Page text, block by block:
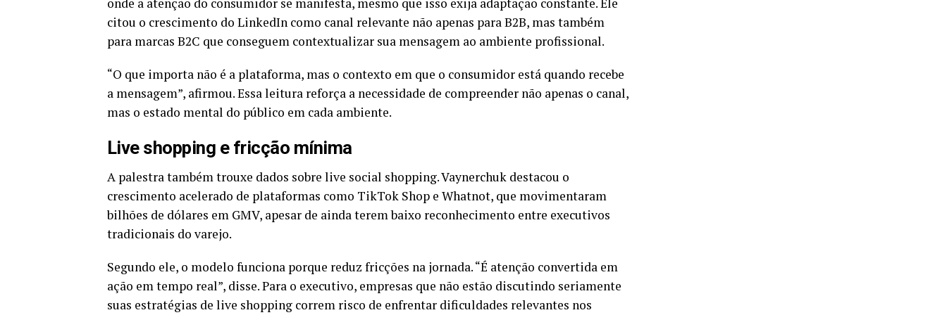
onde a atenção do consumidor se manifesta, mesmo que isso exija adaptação constante. Ele
citou o crescimento do LinkedIn como canal relevante não apenas para B2B, mas também
para marcas B2C que conseguem contextualizar sua mensagem ao ambiente profissional.
“O que importa não é a plataforma, mas o contexto em que o consumidor está quando recebe
a mensagem”, afirmou. Essa leitura reforça a necessidade de compreender não apenas o canal,
mas o estado mental do público em cada ambiente.
Live shopping e fricção mínima
A palestra também trouxe dados sobre live social shopping. Vaynerchuk destacou o
crescimento acelerado de plataformas como TikTok Shop e Whatnot, que movimentaram
bilhões de dólares em GMV, apesar de ainda terem baixo reconhecimento entre executivos
tradicionais do varejo.
Segundo ele, o modelo funciona porque reduz fricções na jornada. “É atenção convertida em
ação em tempo real”, disse. Para o executivo, empresas que não estão discutindo seriamente
suas estratégias de live shopping correm risco de enfrentar dificuldades relevantes nos